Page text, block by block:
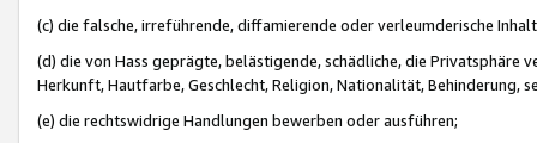
(c) die falsche, irreführende, diffamierende oder verleumderische
(d) die von Hass geprägte, belästigende, schädliche, die Privatsphäre
Herkunft, Hautfarbe, Geschlecht, Religion, Nationalität, Behinderung,
(e) die rechtswidrige Handlungen bewerben oder ausführen;